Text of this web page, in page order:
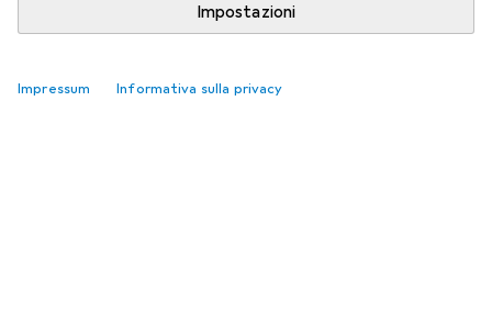
Impostazioni
Impressum Informativa sulla privacy